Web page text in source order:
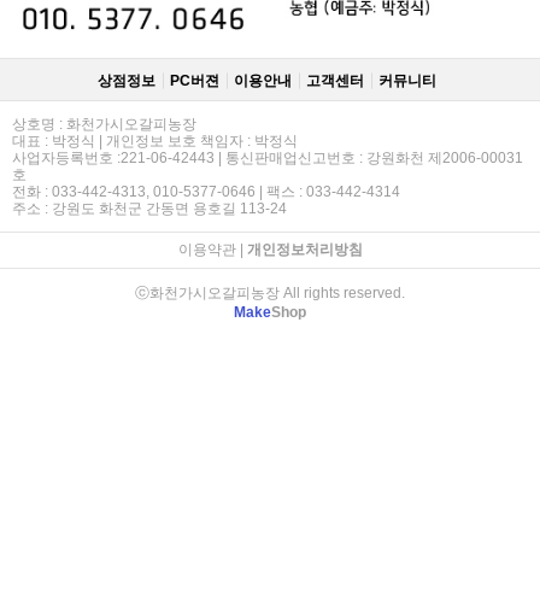
상점정보 PC버젼 이용안내 고객센터 커뮤니티
상호명 : 화천가시오갈피농장
대표 : 박정식 | 개인정보 보호 책임자 : 박정식
사업자등록번호 :221-06-42443 | 통신판매업신고번호 : 강원화천 제2006-00031
호
전화 : 033-442-4313, 010-5377-0646 | 팩스 : 033-442-4314
주소 : 강원도 화천군 간동면 용호길 113-24
이용약관| 개인정보처리방침
ⓒ화천가시오갈피농장 All rights reserved.
MakeShop